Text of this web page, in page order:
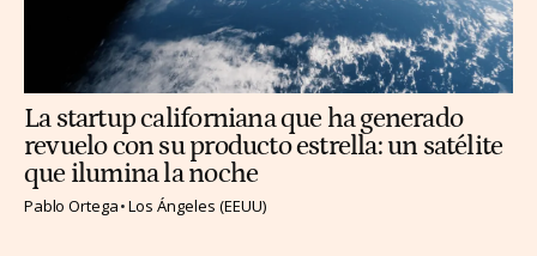
La startup californiana que ha generado
revuelo con su producto estrella: un satélite
que ilumina la noche
Pablo Ortega Los Ángeles (EEUU)